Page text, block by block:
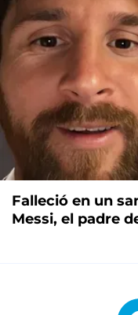
Falleció en un
Messi, el padre